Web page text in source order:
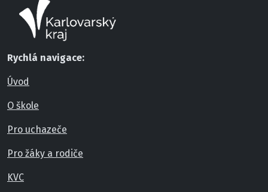
Rychlá navigace:
Úvod
O škole
Pro uchazeče
Pro žáky a rodiče
KVC